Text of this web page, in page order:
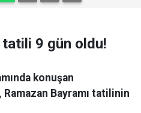
tatili 9 gün oldu!
konuşan
Ramazan Bayramı tatilinin